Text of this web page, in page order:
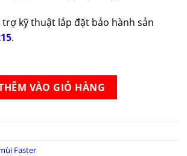
kỹ thuật lắp đặt bảo hành sản
.
FS 3388CH1 70 số lượng
VÀO GIỎ HÀNG
Faster